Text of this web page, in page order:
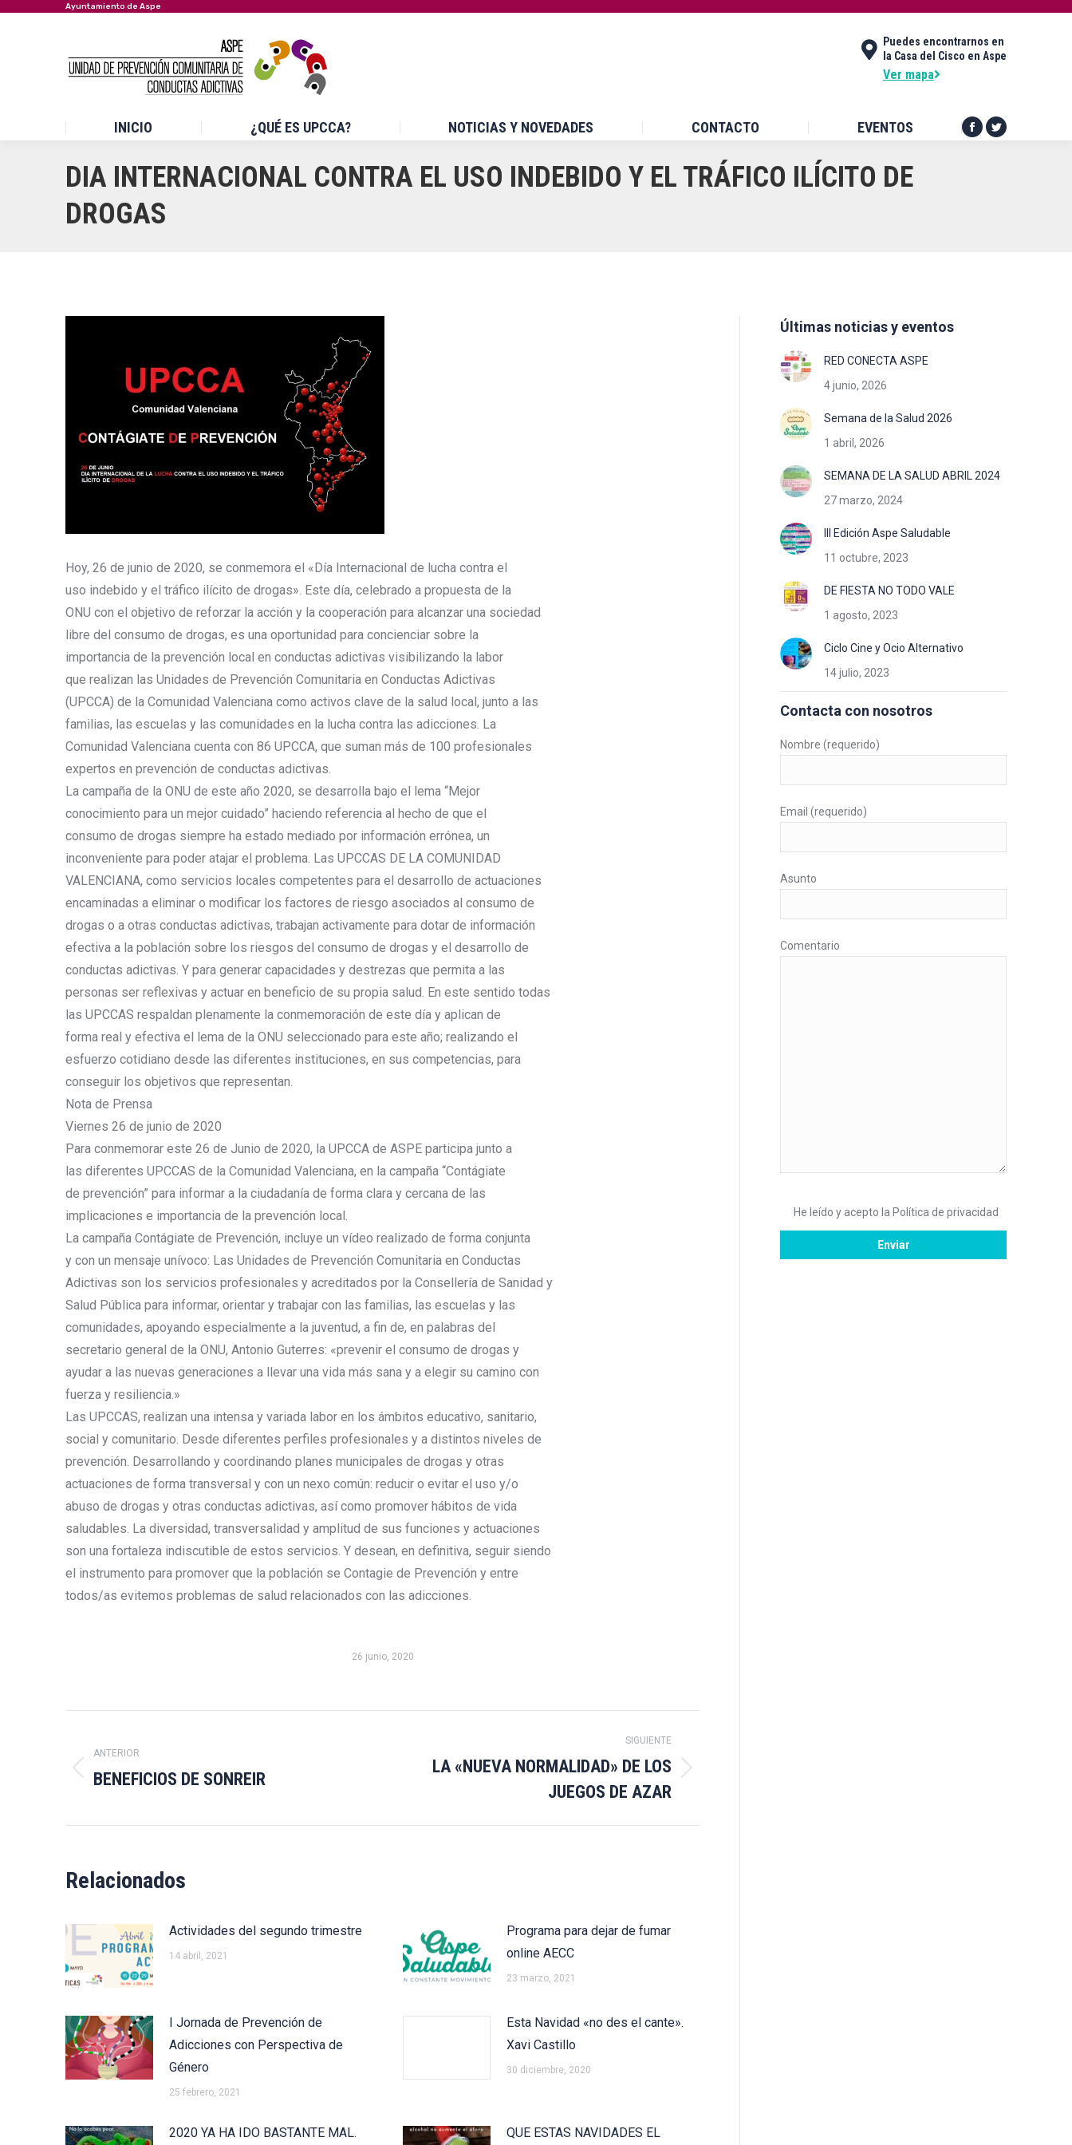
Ayuntamiento de Aspe
Puedes encontrarnos en
la Casa del Cisco en Aspe
Ver mapa
INICIO ¿QUÉ ES UPCCA? NOTICIAS Y NOVEDADES CONTACTO EVENTOS
Facebook
Twitter
DIA INTERNACIONAL CONTRA EL USO INDEBIDO Y EL TRÁFICO ILÍCITO DE
DROGAS
Hoy, 26 de junio de 2020, se conmemora el «Día Internacional de lucha contra el
uso indebido y el tráfico ilícito de drogas». Este día, celebrado a propuesta de la
ONU con el objetivo de reforzar la acción y la cooperación para alcanzar una sociedad
libre del consumo de drogas, es una oportunidad para concienciar sobre la
importancia de la prevención local en conductas adictivas visibilizando la labor
que realizan las Unidades de Prevención Comunitaria en Conductas Adictivas
(UPCCA) de la Comunidad Valenciana como activos clave de la salud local, junto a las
familias, las escuelas y las comunidades en la lucha contra las adicciones. La
Comunidad Valenciana cuenta con 86 UPCCA, que suman más de 100 profesionales
expertos en prevención de conductas adictivas.
La campaña de la ONU de este año 2020, se desarrolla bajo el lema “Mejor
conocimiento para un mejor cuidado” haciendo referencia al hecho de que el
consumo de drogas siempre ha estado mediado por información errónea, un
inconveniente para poder atajar el problema. Las UPCCAS DE LA COMUNIDAD
VALENCIANA, como servicios locales competentes para el desarrollo de actuaciones
encaminadas a eliminar o modificar los factores de riesgo asociados al consumo de
drogas o a otras conductas adictivas, trabajan activamente para dotar de información
efectiva a la población sobre los riesgos del consumo de drogas y el desarrollo de
conductas adictivas. Y para generar capacidades y destrezas que permita a las
personas ser reflexivas y actuar en beneficio de su propia salud. En este sentido todas
las UPCCAS respaldan plenamente la conmemoración de este día y aplican de
forma real y efectiva el lema de la ONU seleccionado para este año; realizando el
esfuerzo cotidiano desde las diferentes instituciones, en sus competencias, para
conseguir los objetivos que representan.
Nota de Prensa
Viernes 26 de junio de 2020
Para conmemorar este 26 de Junio de 2020, la UPCCA de ASPE participa junto a
las diferentes UPCCAS de la Comunidad Valenciana, en la campaña “Contágiate
de prevención” para informar a la ciudadanía de forma clara y cercana de las
implicaciones e importancia de la prevención local.
La campaña Contágiate de Prevención, incluye un vídeo realizado de forma conjunta
y con un mensaje unívoco: Las Unidades de Prevención Comunitaria en Conductas
Adictivas son los servicios profesionales y acreditados por la Consellería de Sanidad y
Salud Pública para informar, orientar y trabajar con las familias, las escuelas y las
comunidades, apoyando especialmente a la juventud, a fin de, en palabras del
secretario general de la ONU, Antonio Guterres: «prevenir el consumo de drogas y
ayudar a las nuevas generaciones a llevar una vida más sana y a elegir su camino con
fuerza y resiliencia.»
Las UPCCAS, realizan una intensa y variada labor en los ámbitos educativo, sanitario,
social y comunitario. Desde diferentes perfiles profesionales y a distintos niveles de
prevención. Desarrollando y coordinando planes municipales de drogas y otras
actuaciones de forma transversal y con un nexo común: reducir o evitar el uso y/o
abuso de drogas y otras conductas adictivas, así como promover hábitos de vida
saludables. La diversidad, transversalidad y amplitud de sus funciones y actuaciones
son una fortaleza indiscutible de estos servicios. Y desean, en definitiva, seguir siendo
el instrumento para promover que la población se Contagie de Prevención y entre
todos/as evitemos problemas de salud relacionados con las adicciones.
26 junio, 2020
entre
ANTERIOR
Publicación
BENEFICIOS DE SONREIR
SIGUIENTE
Publicación
LA «NUEVA NORMALIDAD» DE LOS
JUEGOS DE AZAR
Relacionados
Actividades del segundo trimestre
14 abril, 2021
Programa para dejar de fumar
online AECC
23 marzo, 2021
I Jornada de Prevención de
Adicciones con Perspectiva de
Género
25 febrero, 2021
Esta Navidad «no des el cante».
Xavi Castillo
30 diciembre, 2020
2020 YA HA IDO BASTANTE MAL.
QUE ESTAS NAVIDADES EL
Últimas noticias y eventos
RED CONECTA ASPE
4 junio, 2026
Semana de la Salud 2026
1 abril, 2026
SEMANA DE LA SALUD ABRIL 2024
27 marzo, 2024
III Edición Aspe Saludable
11 octubre, 2023
DE FIESTA NO TODO VALE
1 agosto, 2023
Ciclo Cine y Ocio Alternativo
14 julio, 2023
Contacta con nosotros
Nombre (requerido)
Email (requerido)
Asunto
Comentario
He leído y acepto la Política de privacidad
EVENTOS
Facebook
page
new
Twitter
page
new